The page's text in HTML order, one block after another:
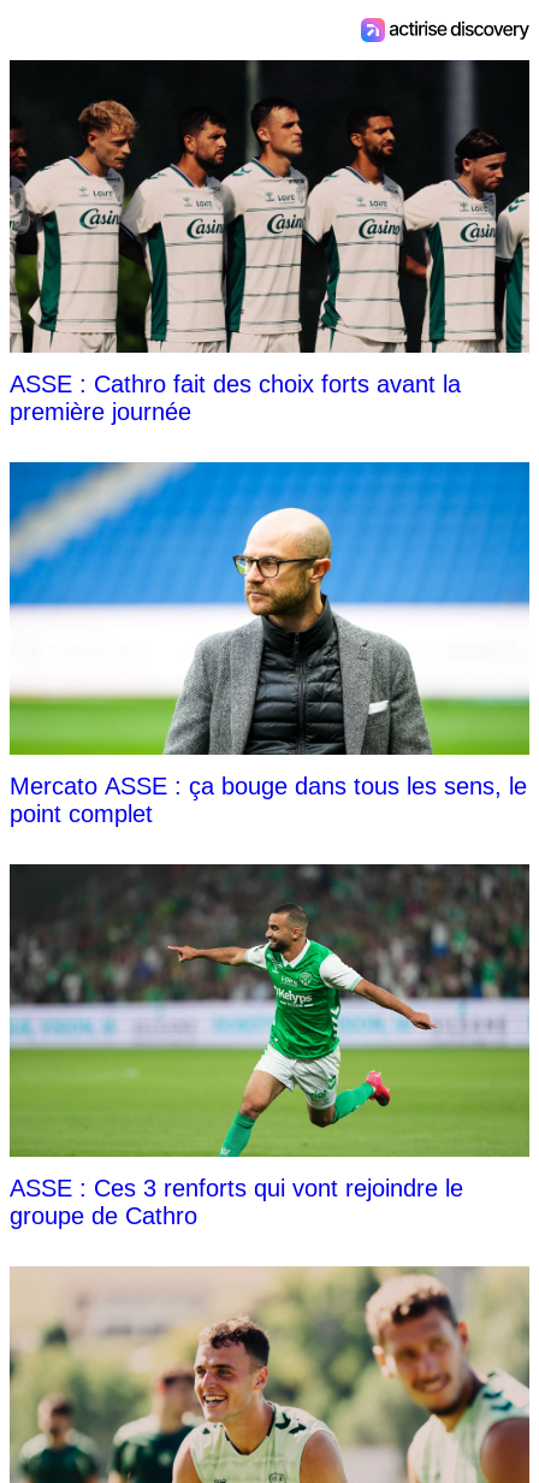
ASSE : Cathro fait des choix forts avant la
première journée
Mercato ASSE : ça bouge dans tous les sens, le
point complet
ASSE : Ces 3 renforts qui vont rejoindre le
groupe de Cathro